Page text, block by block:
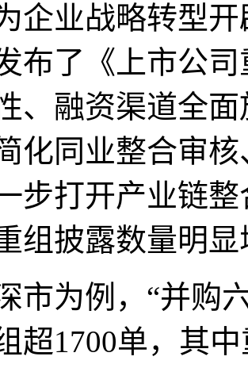
企业战略转型
布了《上市公
、融资渠道全
化同业整合审
步打开产业链
组披露数量明显
为例，“并购六
超1700单，其